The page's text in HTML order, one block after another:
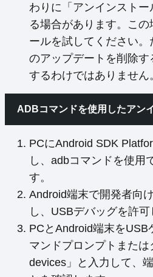
わりに「アンインスト
る場合があります。こ
ールを試してください。
のアップデートを削除
するわけではありません
ADBコマンドを使用したアン
PCにAndroid SDK
し、adbコマンドを使用
す。
Android端末で開発者向
し、USBデバッグを許可
PCとAndroid端末をUSB
マンドプロンプトまた
devices」と入力して、